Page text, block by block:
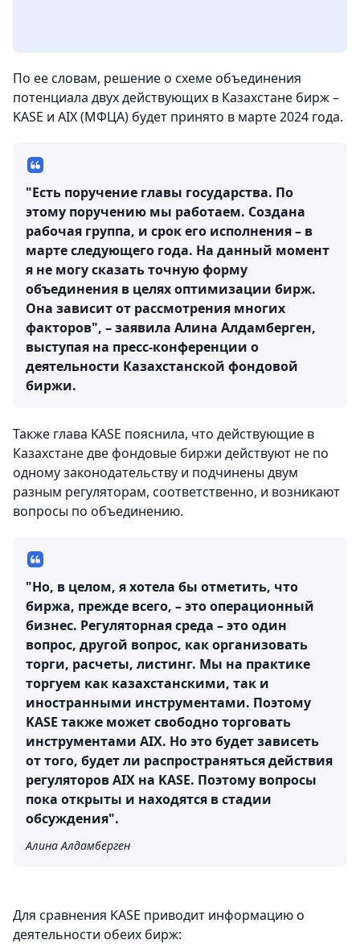
По ее словам, решение о схеме объединения
потенциала двух действующих в Казахстане бирж –
KASE и AIX (МФЦА) будет принято в марте 2024 года.
"Есть поручение главы государства. По
этому поручению мы работаем. Создана
рабочая группа, и срок его исполнения – в
марте следующего года. На данный момент
я не могу сказать точную форму
объединения в целях оптимизации бирж.
Она зависит от рассмотрения многих
факторов", – заявила Алина Алдамберген,
выступая на пресс-конференции о
деятельности Казахстанской фондовой
биржи.
Также глава KASE пояснила, что действующие в
Казахстане две фондовые биржи действуют не по
одному законодательству и подчинены двум
разным регуляторам, соответственно, и возникают
вопросы по объединению.
"Но, в целом, я хотела бы отметить, что
биржа, прежде всего, – это операционный
бизнес. Регуляторная среда – это один
вопрос, другой вопрос, как организовать
торги, расчеты, листинг. Мы на практике
торгуем как казахстанскими, так и
иностранными инструментами. Поэтому
KASE также может свободно торговать
инструментами AIX. Но это будет зависеть
от того, будет ли распространяться действия
регуляторов AIX на KASE. Поэтому вопросы
пока открыты и находятся в стадии
обсуждения".
Алина Алдамберген
Для сравнения KASE приводит информацию о
деятельности обеих бирж: